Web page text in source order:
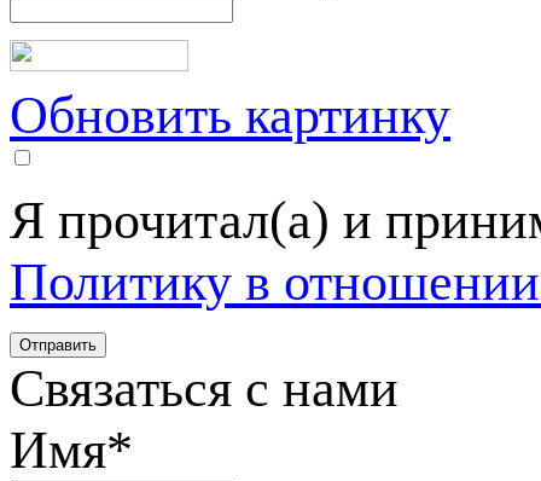
Обновить картинку
Я прочитал(а) и
Политику в
Связаться с нами
Имя*